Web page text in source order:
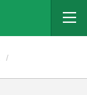
/